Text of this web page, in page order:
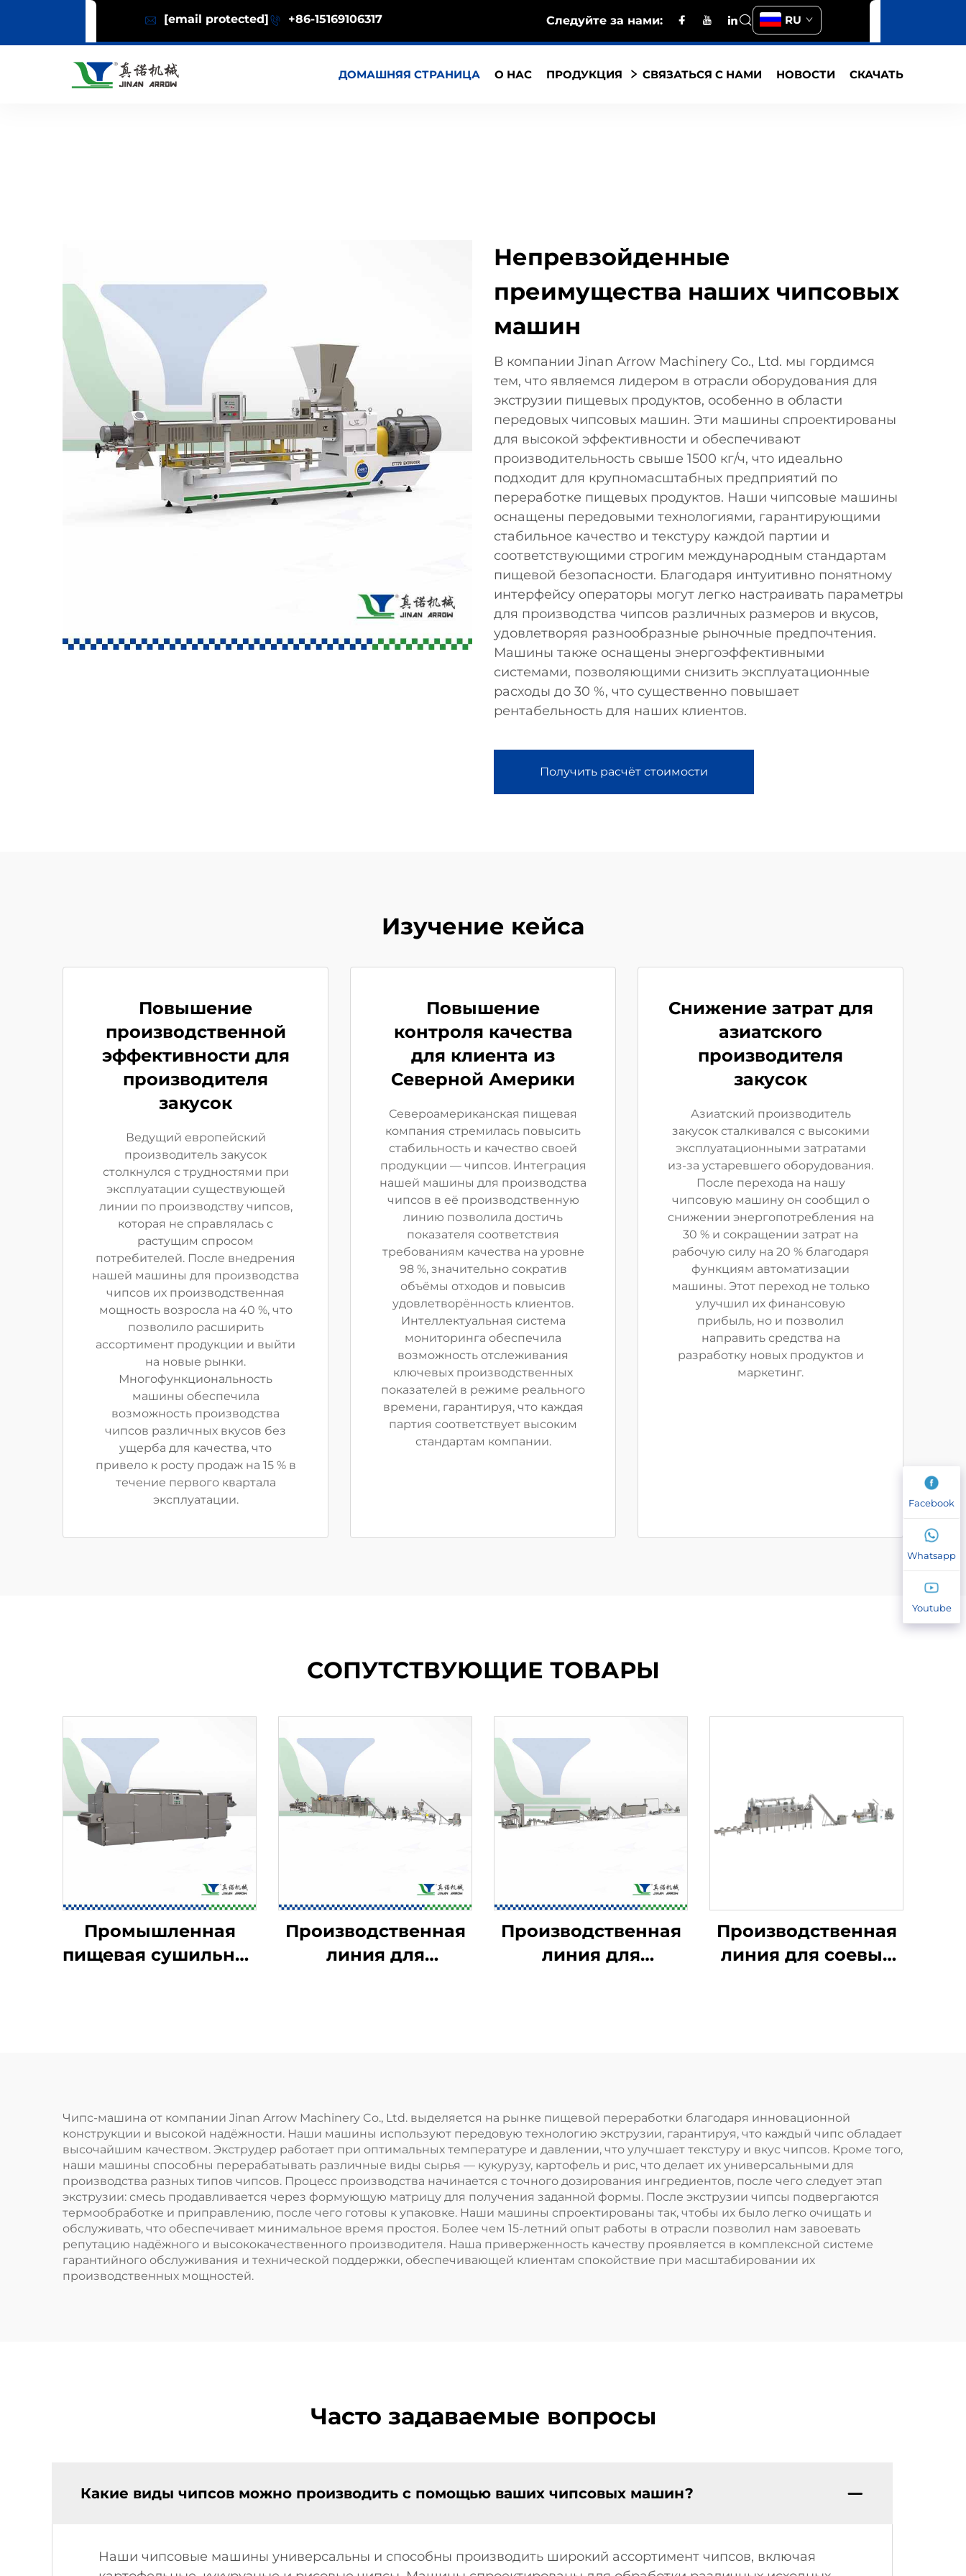
[email protected] +86-15169106317 Следуйте за нами: RU
ДОМАШНЯЯ СТРАНИЦА О НАС ПРОДУКЦИЯ СВЯЗАТЬСЯ С НАМИ НОВОСТИ СКАЧАТЬ
Непревзойденные
преимущества наших чипсовых
машин
В компании Jinan Arrow Machinery Co., Ltd. мы гордимся
тем, что являемся лидером в отрасли оборудования для
экструзии пищевых продуктов, особенно в области
передовых чипсовых машин. Эти машины спроектированы
для высокой эффективности и обеспечивают
производительность свыше 1500 кг/ч, что идеально
подходит для крупномасштабных предприятий по
переработке пищевых продуктов. Наши чипсовые машины
оснащены передовыми технологиями, гарантирующими
стабильное качество и текстуру каждой партии и
соответствующими строгим международным стандартам
пищевой безопасности. Благодаря интуитивно понятному
интерфейсу операторы могут легко настраивать параметры
для производства чипсов различных размеров и вкусов,
удовлетворяя разнообразные рыночные предпочтения.
Машины также оснащены энергоэффективными
системами, позволяющими снизить эксплуатационные
расходы до 30 %, что существенно повышает
рентабельность для наших клиентов.
Получить расчёт стоимости
Изучение кейса
Повышение
производственной
эффективности для
производителя
закусок
Ведущий европейский
производитель закусок
столкнулся с трудностями при
эксплуатации существующей
линии по производству чипсов,
которая не справлялась с
растущим спросом
потребителей. После внедрения
нашей машины для производства
чипсов их производственная
мощность возросла на 40 %, что
позволило расширить
ассортимент продукции и выйти
на новые рынки.
Многофункциональность
машины обеспечила
возможность производства
чипсов различных вкусов без
ущерба для качества, что
привело к росту продаж на 15 % в
течение первого квартала
эксплуатации.
Повышение
контроля качества
для клиента из
Северной Америки
Североамериканская пищевая
компания стремилась повысить
стабильность и качество своей
продукции — чипсов. Интеграция
нашей машины для производства
чипсов в её производственную
линию позволила достичь
показателя соответствия
требованиям качества на уровне
98 %, значительно сократив
объёмы отходов и повысив
удовлетворённость клиентов.
Интеллектуальная система
мониторинга обеспечила
возможность отслеживания
ключевых производственных
показателей в режиме реального
времени, гарантируя, что каждая
партия соответствует высоким
стандартам компании.
Снижение затрат для
азиатского
производителя
закусок
Азиатский производитель
закусок сталкивался с высокими
эксплуатационными затратами
из-за устаревшего оборудования.
После перехода на нашу
чипсовую машину он сообщил о
снижении энергопотребления на
30 % и сокращении затрат на
рабочую силу на 20 % благодаря
функциям автоматизации
машины. Этот переход не только
улучшил их финансовую
прибыль, но и позволил
направить средства на
разработку новых продуктов и
маркетинг.
СОПУТСТВУЮЩИЕ ТОВАРЫ
Промышленная
пищевая сушильная
Производственная
линия для
Производственная
линия для
Производственная
линия для соевых
Чипс-машина от компании Jinan Arrow Machinery Co., Ltd. выделяется на рынке пищевой переработки благодаря инновационной
конструкции и высокой надёжности. Наши машины используют передовую технологию экструзии, гарантируя, что каждый чипс обладает
высочайшим качеством. Экструдер работает при оптимальных температуре и давлении, что улучшает текстуру и вкус чипсов. Кроме того,
наши машины способны перерабатывать различные виды сырья — кукурузу, картофель и рис, что делает их универсальными для
производства разных типов чипсов. Процесс производства начинается с точного дозирования ингредиентов, после чего следует этап
экструзии: смесь продавливается через формующую матрицу для получения заданной формы. После экструзии чипсы подвергаются
термообработке и приправлению, после чего готовы к упаковке. Наши машины спроектированы так, чтобы их было легко очищать и
обслуживать, что обеспечивает минимальное время простоя. Более чем 15-летний опыт работы в отрасли позволил нам завоевать
репутацию надёжного и высококачественного производителя. Наша приверженность качеству проявляется в комплексной системе
гарантийного обслуживания и технической поддержки, обеспечивающей клиентам спокойствие при масштабировании их
производственных мощностей.
Часто задаваемые вопросы
Какие виды чипсов можно производить с помощью ваших чипсовых машин?
Наши чипсовые машины универсальны и способны производить широкий ассортимент чипсов, включая
Facebook
Whatsapp
Youtube